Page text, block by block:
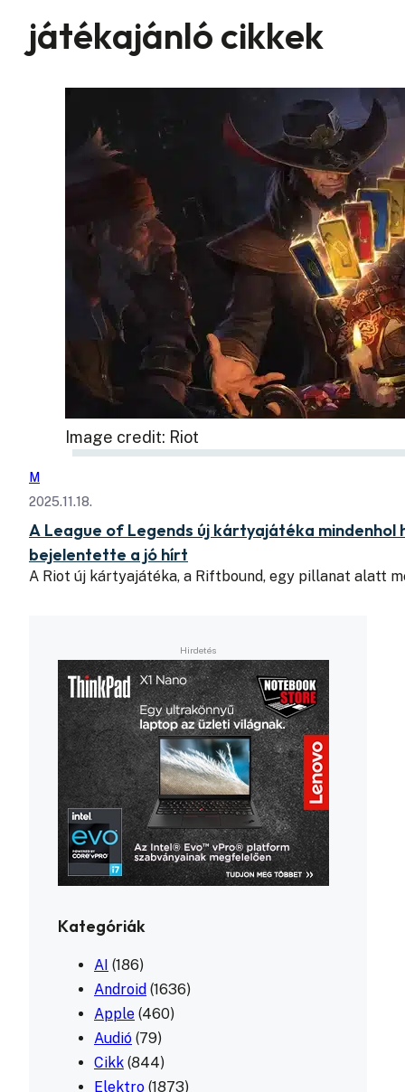
játékajánló cikkek
Image credit: Riot
M
2025.11.18.
A League of Legends új kártyajátéka mindenhol
bejelentette a jó hírt
A Riot új kártyajátéka, a Riftbound, egy pillanat alatt
Kategóriák
AI (186)
Android (1636)
Apple (460)
Audió (79)
Cikk (844)
Elektro (1873)